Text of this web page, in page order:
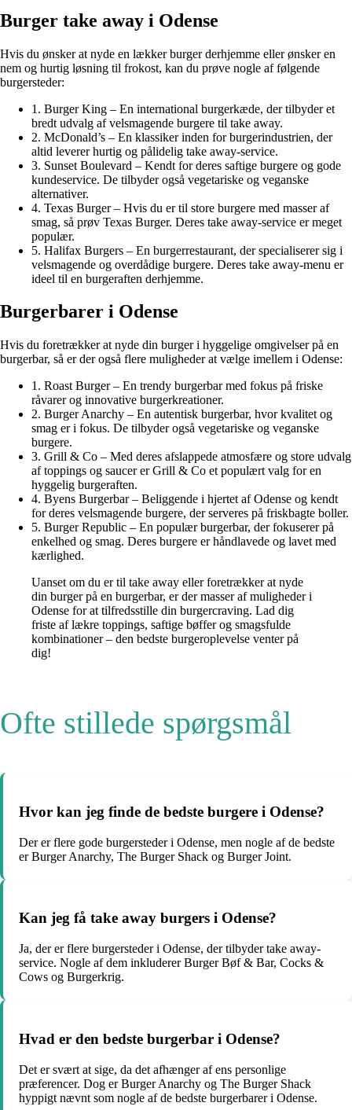
Burger take away i Odense
Hvis du ønsker at nyde en lækker burger derhjemme eller ønsker en
nem og hurtig løsning til frokost, kan du prøve nogle af følgende
burgersteder:
1. Burger King – En international burgerkæde, der tilbyder et
bredt udvalg af velsmagende burgere til take away.
2. McDonald’s – En klassiker inden for burgerindustrien, der
altid leverer hurtig og pålidelig take away-service.
3. Sunset Boulevard – Kendt for deres saftige burgere og gode
kundeservice. De tilbyder også vegetariske og veganske
alternativer.
4. Texas Burger – Hvis du er til store burgere med masser af
smag, så prøv Texas Burger. Deres take away-service er meget
populær.
5. Halifax Burgers – En burgerrestaurant, der specialiserer sig i
velsmagende og overdådige burgere. Deres take away-menu er
ideel til en burgeraften derhjemme.
Burgerbarer i Odense
Hvis du foretrækker at nyde din burger i hyggelige omgivelser på en
burgerbar, så er der også flere muligheder at vælge imellem i Odense:
1. Roast Burger – En trendy burgerbar med fokus på friske
råvarer og innovative burgerkreationer.
2. Burger Anarchy – En autentisk burgerbar, hvor kvalitet og
smag er i fokus. De tilbyder også vegetariske og veganske
burgere.
3. Grill & Co – Med deres afslappede atmosfære og store udvalg
af toppings og saucer er Grill & Co et populært valg for en
hyggelig burgeraften.
4. Byens Burgerbar – Beliggende i hjertet af Odense og kendt
for deres velsmagende burgere, der serveres på friskbagte boller.
5. Burger Republic – En populær burgerbar, der fokuserer på
enkelhed og smag. Deres burgere er håndlavede og lavet med
kærlighed.
Uanset om du er til take away eller foretrækker at nyde
din burger på en burgerbar, er der masser af muligheder i
Odense for at tilfredsstille din burgercraving. Lad dig
friste af lækre toppings, saftige bøffer og smagsfulde
kombinationer – den bedste burgeroplevelse venter på
dig!
Ofte stillede spørgsmål
Hvor kan jeg finde de bedste burgere i Odense?
Der er flere gode burgersteder i Odense, men nogle af de bedste
er Burger Anarchy, The Burger Shack og Burger Joint.
Kan jeg få take away burgers i Odense?
Ja, der er flere burgersteder i Odense, der tilbyder take away-
service. Nogle af dem inkluderer Burger Bøf & Bar, Cocks &
Cows og Burgerkrig.
Hvad er den bedste burgerbar i Odense?
Det er svært at sige, da det afhænger af ens personlige
præferencer. Dog er Burger Anarchy og The Burger Shack
hyppigt nævnt som nogle af de bedste burgerbarer i Odense.